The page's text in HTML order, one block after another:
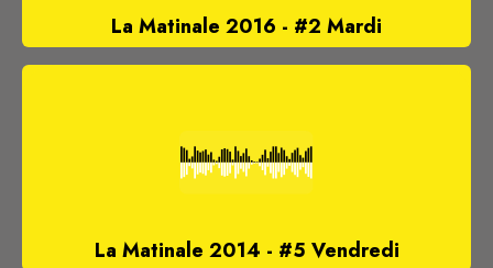
La Matinale 2016 - #2 Mardi
La Matinale 2014 - #5 Vendredi